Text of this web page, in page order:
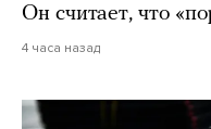
Он считает, что
4 часа назад